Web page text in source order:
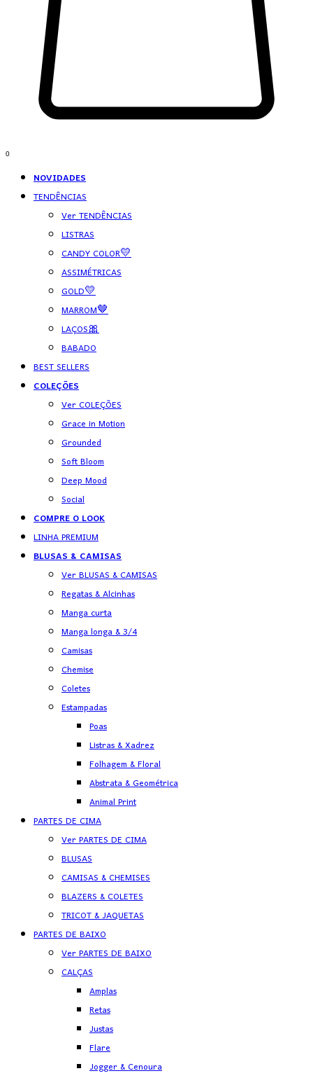
0
NOVIDADES
TENDÊNCIAS
Ver TENDÊNCIAS
LISTRAS
CANDY COLOR💛
ASSIMÉTRICAS
GOLD💛
MARROM🤎
LAÇOS🎀
BABADO
BEST SELLERS
COLEÇÕES
Ver COLEÇÕES
Grace in Motion
Grounded
Soft Bloom
Deep Mood
Social
COMPRE O LOOK
LINHA PREMIUM
BLUSAS & CAMISAS
Ver BLUSAS & CAMISAS
Regatas & Alcinhas
Manga curta
Manga longa & 3/4
Camisas
Chemise
Coletes
Estampadas
Poas
Listras & Xadrez
Folhagem & Floral
Abstrata & Geométrica
Animal Print
PARTES DE CIMA
Ver PARTES DE CIMA
BLUSAS
CAMISAS & CHEMISES
BLAZERS & COLETES
TRICOT & JAQUETAS
PARTES DE BAIXO
Ver PARTES DE BAIXO
CALÇAS
Amplas
Retas
Justas
Flare
Jogger & Cenoura